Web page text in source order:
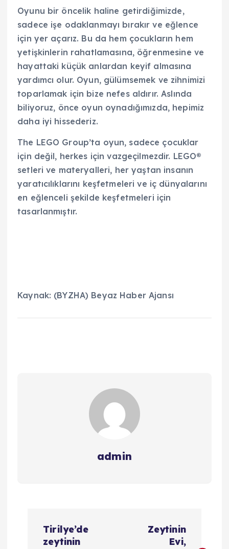
Oyunu bir öncelik haline getirdiğimizde,
sadece işe odaklanmayı bırakır ve eğlence
için yer açarız. Bu da hem çocukların hem
yetişkinlerin rahatlamasına, öğrenmesine ve
hayattaki küçük anlardan keyif almasına
yardımcı olur. Oyun, gülümsemek ve zihnimizi
toparlamak için bize nefes aldırır. Aslında
biliyoruz, önce oyun oynadığımızda, hepimiz
daha iyi hissederiz.
The LEGO Group’ta oyun, sadece çocuklar
için değil, herkes için vazgeçilmezdir. LEGO®
setleri ve materyalleri, her yaştan insanın
yaratıcılıklarını keşfetmeleri ve iç dünyalarını
en eğlenceli şekilde keşfetmeleri için
tasarlanmıştır.
Kaynak: (BYZHA) Beyaz Haber Ajansı
admin
Tirilye’de
zeytinin
Zeytinin
Evi,